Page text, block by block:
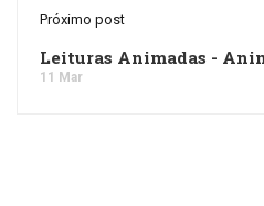
Próximo post
Leituras Animadas -
11 Mar